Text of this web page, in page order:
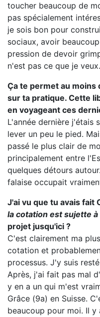
toucher beaucoup de
pas spécialement
je sois bon pour
sociaux, avoir
pression de devoir
n'est pas ce que je veux.
Ça te permet au
sur ta pratique. Cette
en voyageant ces
L'année dernière j'étais
lever un peu le pied.
passé le plus clair de
principalement entre
quelques détours
falaise occupait
J'ai vu que tu avais fait
la cotation est sujette à
projet jusqu'ici ?
C'est clairement ma
cotation et
processus. J'y suis
Après, j'ai fait pas mal
y en a un qui m'est
Grâce (9a) en Suisse.
beaucoup pour moi. Il y